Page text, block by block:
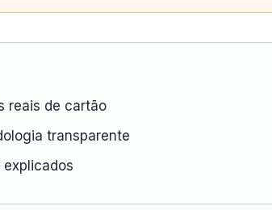
reais de cartão
transparente